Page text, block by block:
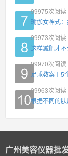
99975次阅读
瑜伽女神式
99973次阅读
这样减肥才
99970次阅读
足球教案丨5
99963次阅读
根据不同的
广州美容仪器批